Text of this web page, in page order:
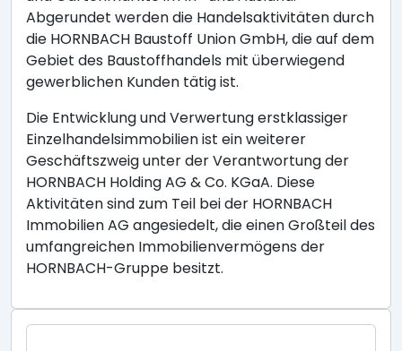
Abgerundet werden die Handelsaktivitäten durch
die HORNBACH Baustoff Union GmbH, die auf dem
Gebiet des Baustoffhandels mit überwiegend
gewerblichen Kunden tätig ist.
Die Entwicklung und Verwertung erstklassiger
Einzelhandelsimmobilien ist ein weiterer
Geschäftszweig unter der Verantwortung der
HORNBACH Holding AG & Co. KGaA. Diese
Aktivitäten sind zum Teil bei der HORNBACH
Immobilien AG angesiedelt, die einen Großteil des
umfangreichen Immobilienvermögens der
HORNBACH-Gruppe besitzt.